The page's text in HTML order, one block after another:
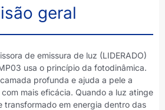
geral
de emissura de luz (LIDERADO)
usa o princípio da fotodinâmica.
profunda e ajuda a pele a
mais eficácia. Quando a luz atinge
transformado em energia dentro das